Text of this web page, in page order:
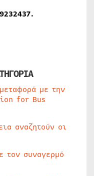
με την
for Bus
αναζητούν οι
τον συναγερμό